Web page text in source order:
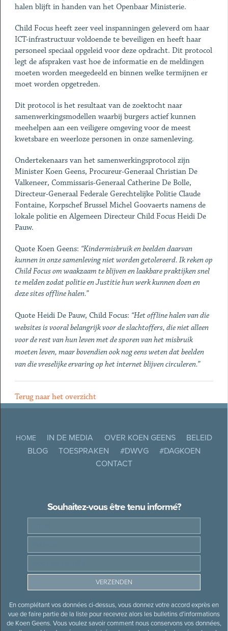
halen blijft in handen van het Openbaar Ministerie.
Child Focus heeft zeer veel inspanningen geleverd om haar
ICT-infrastructuur voldoende te beveiligen en heeft haar
personeel speciaal opgeleid voor deze opdracht. Dit protocol
legt de afspraken vast hoe de informatie en de meldingen
moeten worden meegedeeld en binnen welke termijnen er
moet worden opgetreden.
Dit protocol is het resultaat van de zoektocht naar
samenwerkingsmodellen waarbij burgers actief kunnen
meehelpen aan een veiligere omgeving voor de meest
kwetsbare en weerloze personen in onze samenleving.
Ondertekenaars van het samenwerkingsprotocol zijn
Minister Koen Geens, Procureur-Generaal Christian De
Valkeneer, Commissaris-Generaal Catherine De Bolle,
Directeur-Generaal Federale Gerechtelijke Politie Claude
Fontaine, Korpschef Brussel Michel Goovaerts namens de
lokale politie en Algemeen Directeur Child Focus Heidi De
Pauw.
Quote Koen Geens: “Kindermisbruik en beelden daarvan
kunnen in onze samenleving niet worden getolereerd. Ik reken op
Child Focus om waakzaam te blijven en laakbare praktijken snel
te melden zodat politie en Justitie hun werk kunnen doen en
deze sites offline halen.”
Quote Heidi De Pauw, Child Focus: “Het offline halen van die
websites is vooral belangrijk voor de slachtoffers, die niet alleen
voor de rest van hun leven met de sporen van het misbruik
moeten leven, maar bovendien ook nog eens weten dat beelden
van die vreselijke ervaring op het internet blijven circuleren.”
Terug naar het overzicht
HOME IN DE MEDIA OVER KOEN GEENS
BELEID
BLOG
TOESPRAKEN #DWVG
#DAGKOEN
CONTACT
Souhaitez-vous être tenu informé?
En complétant vos données ci-dessus, vous donnez votre accord exprès en
vue de faire partie de la liste pour recevrez alors les bulletins d’informations
de Koen Geens. Vous voulez savoir comment nous conservons vos données,